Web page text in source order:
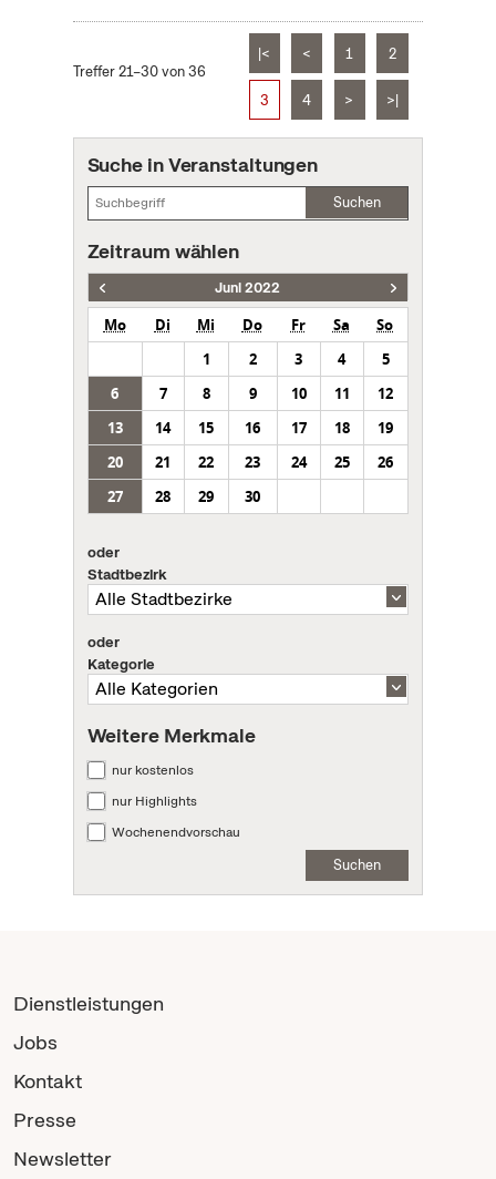
Treffer 21–30 von 36
|< < 1 2
3 4 > >|
Suche in Veranstaltungen
Suchen
Zeitraum wählen
Juni 2022
Mo Di Mi Do Fr Sa
So
1
2 3 4
5
6
7 8 9 10 11
12
13
14 15 16 17 18
19
20
21 22 23 24 25
26
27
28 29 30
oder
Stadtbezirk
oder
Kategorie
Weitere Merkmale
nur kostenlos
nur Highlights
Wochenendvorschau
Suchen
Dienstleistungen
Jobs
Kontakt
Presse
Newsletter